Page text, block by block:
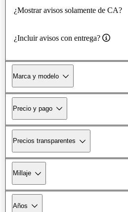
¿Mostrar avisos solamente de CA?
¿Incluir avisos con entrega?
Marca y modelo
Precio y pago
Precios transparentes
Millaje
Años